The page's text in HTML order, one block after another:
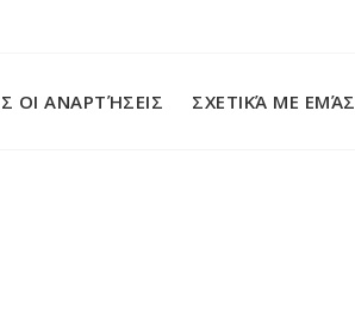
ΟΙ ΑΝΑΡΤΉΣΕΙΣ ΣΧΕΤΙΚΆ ΜΕ ΕΜΆΣ